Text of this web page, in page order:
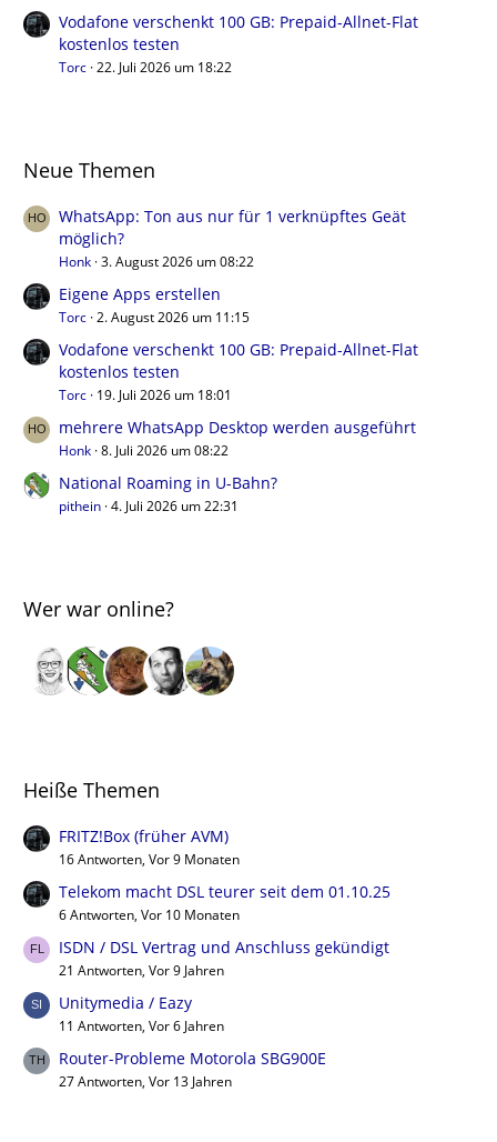
Vodafone verschenkt 100 GB: Prepaid-Allnet-Flat
kostenlos testen
Torc 22. Juli 2026 um 18:22
Neue Themen
WhatsApp: Ton aus nur für 1 verknüpftes Geät
möglich?
Honk 3. August 2026 um 08:22
Eigene Apps erstellen
Torc 2. August 2026 um 11:15
Vodafone verschenkt 100 GB: Prepaid-Allnet-Flat
kostenlos testen
Torc 19. Juli 2026 um 18:01
mehrere WhatsApp Desktop werden ausgeführt
Honk 8. Juli 2026 um 08:22
National Roaming in U-Bahn?
pithein 4. Juli 2026 um 22:31
Wer war online?
Heiße Themen
FRITZ!Box (früher AVM)
16 Antworten, Vor 9 Monaten
Telekom macht DSL teurer seit dem 01.10.25
6 Antworten, Vor 10 Monaten
ISDN / DSL Vertrag und Anschluss gekündigt
21 Antworten, Vor 9 Jahren
Unitymedia / Eazy
11 Antworten, Vor 6 Jahren
Router-Probleme Motorola SBG900E
27 Antworten, Vor 13 Jahren